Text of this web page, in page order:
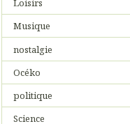
Loisirs
Musique
nostalgie
Océko
politique
Science